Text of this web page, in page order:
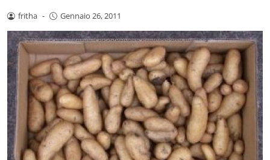
fritha - Gennaio 26, 2011